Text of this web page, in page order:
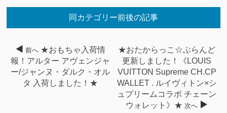
同カテゴリー前後の記事
前へ ★おもちゃ入荷情
報！アルター アヴェンジャ
ー/ジャンヌ・ダルク・オル
タ 入荷しました！★
★おたからっこ☆ぶらんど
更新しました！《LOUIS
VUITTON Supreme CH.CP
WALLET . ルイヴィトン×シ
ュプリームコラボ チェーン
ウォレット》★ 次へ